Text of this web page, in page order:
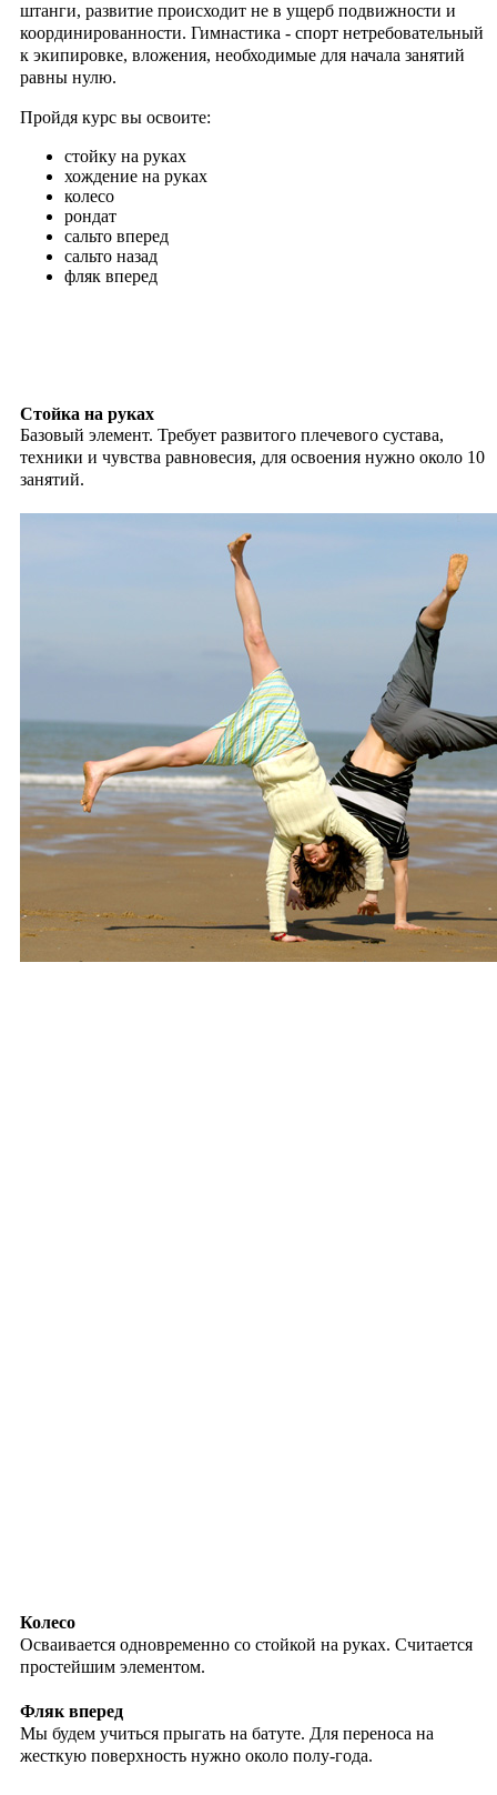
штанги, развитие происходит не в ущерб подвижности и
координированности. Гимнастика - спорт нетребовательный
к экипировке, вложения, необходимые для начала занятий
равны нулю.
Пройдя курс вы освоите:
стойку на руках
хождение на руках
колесо
рондат
сальто вперед
сальто назад
фляк вперед
Стойка на руках
Базовый элемент. Требует развитого плечевого сустава,
техники и чувства равновесия, для освоения нужно около 10
занятий.
Колесо
Осваивается одновременно со стойкой на руках. Считается
простейшим элементом.
Фляк вперед
Мы будем учиться прыгать на батуте. Для переноса на
жесткую поверхность нужно около полу-года.